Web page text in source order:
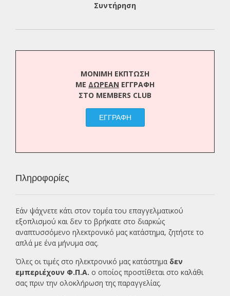
Συντήρηση
ΜΟΝΙΜΗ ΕΚΠΤΩΣΗ
ΜΕ ΔΩΡΕΑΝ ΕΓΓΡΑΦΗ
ΣΤΟ MEMBERS CLUB
ΕΓΓΡΑΦΗ
Πληροφορίες
Εάν ψάχνετε κάτι στον τομέα του επαγγελματικού
εξοπλισμού και δεν το βρήκατε στο διαρκώς
αναπτυσσόμενο ηλεκτρονικό μας κατάστημα, ζητήστε το
απλά με ένα μήνυμα σας.
Όλες οι τιμές στο ηλεκτρονικό μας κατάστημα δεν
εμπεριέχουν Φ.Π.Α. ο οποίος προστίθεται στο καλάθι
σας πριν την ολοκλήρωση της παραγγελίας.